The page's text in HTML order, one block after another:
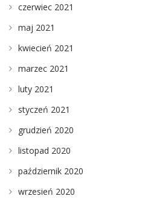
czerwiec 2021
maj 2021
kwiecień 2021
marzec 2021
luty 2021
styczeń 2021
grudzień 2020
listopad 2020
październik 2020
wrzesień 2020